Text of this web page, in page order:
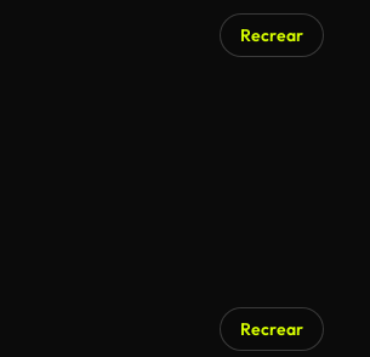
Recrear
Recrear